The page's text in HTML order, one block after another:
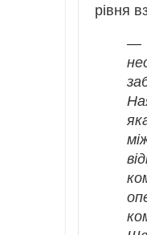
рівня
—